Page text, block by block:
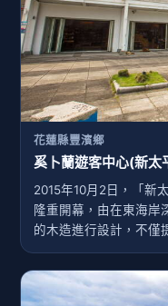
花蓮縣豐濱鄉
奚卜蘭遊客中心(新太
2015年10月2日，「新
隆重開幕，由在東海岸
的木造進行設計，不僅
空間，加入書店與咖啡
展售平台、東海岸部落